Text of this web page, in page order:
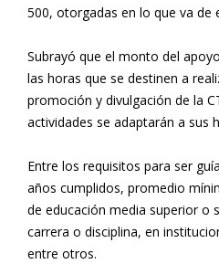
500, otorgadas en lo que va de
Subrayó que el monto del
las horas que se destinen a
promoción y divulgación de la
actividades se adaptarán a sus
Entre los requisitos para ser
años cumplidos, promedio
de educación media superior o
carrera o disciplina, en
entre otros.